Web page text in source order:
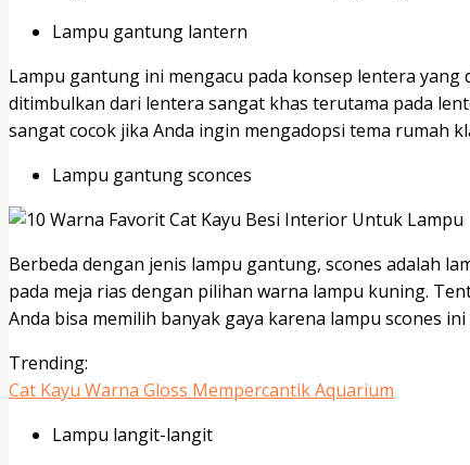
Lampu gantung lantern
Lampu gantung ini mengacu pada konsep lentera
ditimbulkan dari lentera sangat khas terutama pada
sangat cocok jika Anda ingin mengadopsi tema rumah
Lampu gantung sconces
Berbeda dengan jenis lampu gantung, scones adalah
pada meja rias dengan pilihan warna lampu kuning.
Anda bisa memilih banyak gaya karena lampu scones
Trending:
Cat Kayu Warna Gloss Mempercantik Aquarium
Lampu langit-langit